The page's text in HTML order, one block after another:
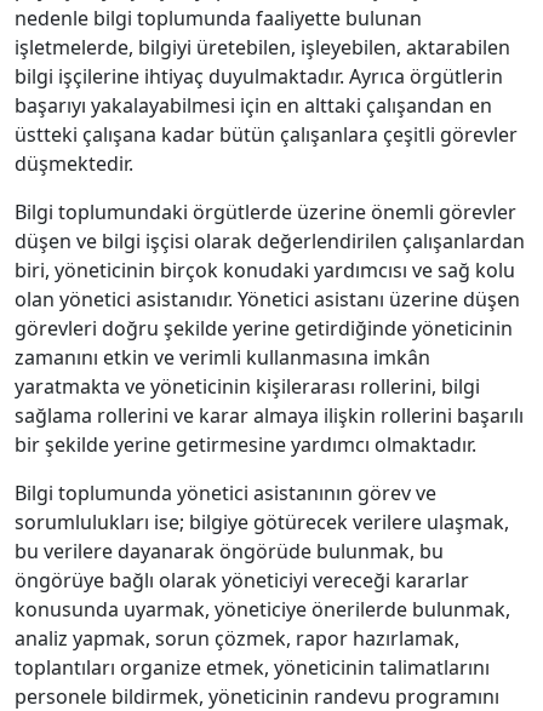
nedenle bilgi toplumunda faaliyette bulunan
işletmelerde, bilgiyi üretebilen, işleyebilen, aktarabilen
bilgi işçilerine ihtiyaç duyulmaktadır. Ayrıca örgütlerin
başarıyı yakalayabilmesi için en alttaki çalışandan en
üstteki çalışana kadar bütün çalışanlara çeşitli görevler
düşmektedir.
Bilgi toplumundaki örgütlerde üzerine önemli görevler
düşen ve bilgi işçisi olarak değerlendirilen çalışanlardan
biri, yöneticinin birçok konudaki yardımcısı ve sağ kolu
olan yönetici asistanıdır. Yönetici asistanı üzerine düşen
görevleri doğru şekilde yerine getirdiğinde yöneticinin
zamanını etkin ve verimli kullanmasına imkân
yaratmakta ve yöneticinin kişilerarası rollerini, bilgi
sağlama rollerini ve karar almaya ilişkin rollerini başarılı
bir şekilde yerine getirmesine yardımcı olmaktadır.
Bilgi toplumunda yönetici asistanının görev ve
sorumlulukları ise; bilgiye götürecek verilere ulaşmak,
bu verilere dayanarak öngörüde bulunmak, bu
öngörüye bağlı olarak yöneticiyi vereceği kararlar
konusunda uyarmak, yöneticiye önerilerde bulunmak,
analiz yapmak, sorun çözmek, rapor hazırlamak,
toplantıları organize etmek, yöneticinin talimatlarını
personele bildirmek, yöneticinin randevu programını